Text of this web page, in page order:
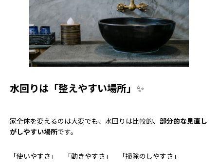
水回りは「整えやすい場所」 ✨
家全体を変えるのは大変でも、水回りは比較的、 部分的な見直し
がしやすい場所です。
「使いやすさ」 「動きやすさ」 「掃除のしやすさ」